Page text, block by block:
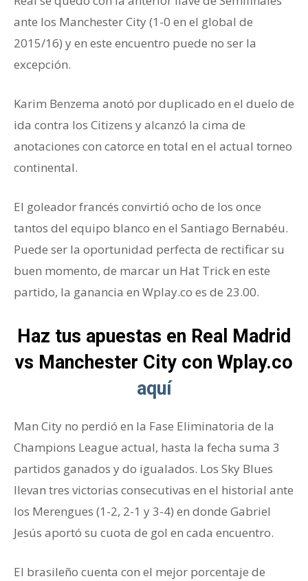
ante los Manchester City (1-0 en el global de
2015/16) y en este encuentro puede no ser la
excepción.
Karim Benzema anotó por duplicado en el duelo de
ida contra los Citizens y alcanzó la cima de
anotaciones con catorce en total en el actual torneo
continental.
El goleador francés convirtió ocho de los once
tantos del equipo blanco en el Santiago Bernabéu.
Puede ser la oportunidad perfecta de rectificar su
buen momento, de marcar un Hat Trick en este
partido, la ganancia en Wplay.co es de 23.00.
Haz tus apuestas en Real Madrid
vs Manchester City con Wplay.co
aquí
Man City no perdió en la Fase Eliminatoria de la
Champions League actual, hasta la fecha suma 3
partidos ganados y do igualados. Los Sky Blues
llevan tres victorias consecutivas en el historial ante
los Merengues (1-2, 2-1 y 3-4) en donde Gabriel
Jesús aportó su cuota de gol en cada encuentro.
El brasileño cuenta con el mejor porcentaje de